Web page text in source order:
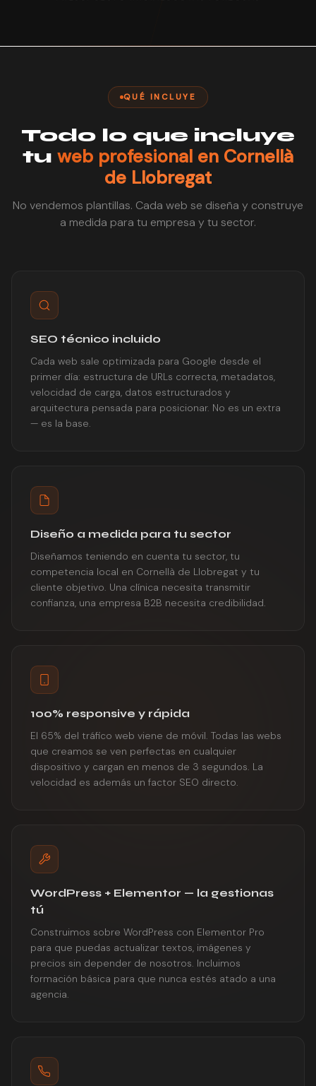
QUÉ INCLUYE
Todo lo que incluye
tu web profesional en Cornellà
de Llobregat
No vendemos plantillas. Cada web se diseña y construye
a medida para tu empresa y tu sector.
SEO técnico incluido
Cada web sale optimizada para Google desde el
primer día: estructura de URLs correcta, metadatos,
velocidad de carga, datos estructurados y
arquitectura pensada para posicionar. No es un extra
— es la base.
Diseño a medida para tu sector
Diseñamos teniendo en cuenta tu sector, tu
competencia local en Cornellà de Llobregat y tu
cliente objetivo. Una clínica necesita transmitir
confianza, una empresa B2B necesita credibilidad.
100% responsive y rápida
El 65% del tráfico web viene de móvil. Todas las webs
que creamos se ven perfectas en cualquier
dispositivo y cargan en menos de 3 segundos. La
velocidad es además un factor SEO directo.
WordPress + Elementor — la gestionas
tú
Construimos sobre WordPress con Elementor Pro
para que puedas actualizar textos, imágenes y
precios sin depender de nosotros. Incluimos
formación básica para que nunca estés atado a una
agencia.